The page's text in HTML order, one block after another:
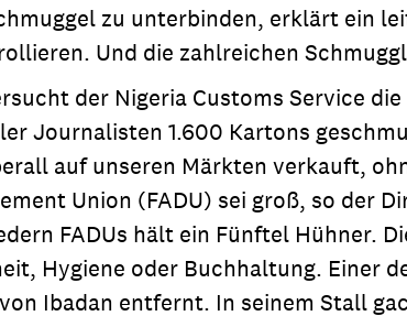
zu unterbinden, erklärt ein
Und die zahlreichen
der Nigeria Customs Service
Journalisten 1.600 Kartons
auf unseren Märkten verkauft,
Union (FADU) sei groß, so
FADUs hält ein Fünftel Hühner.
Hygiene oder Buchhaltung. Einer
Ibadan entfernt. In seinem Stall